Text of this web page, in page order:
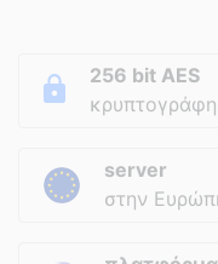
256 bit AES
server
στην